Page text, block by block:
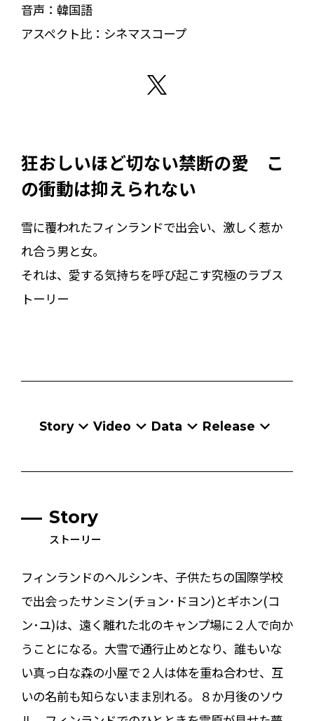
音声： 韓国語
アスペクト比： シネマスコープ
狂おしいほど切ない禁断の愛 こ
の衝動は抑えられない
雪に覆われたフィンランドで出会い、激しく惹か
れ合う男と女。
それは、愛する気持ちを呼び起こす究極のラブス
トーリー
Story Video Data Release
Story
ストーリー
フィンランドのヘルシンキ、子供たちの国際学校
で出会ったサンミン(チョン･ドヨン)とギホン(コ
ン･ユ)は、遠く離れた北のキャンプ場に２人で向か
うことになる。大雪で通行止めとなり、誰もいな
い真っ白な森の小屋で２人は体を重ね合わせ、互
いの名前も知らないまま別れる。８か月後のソウ